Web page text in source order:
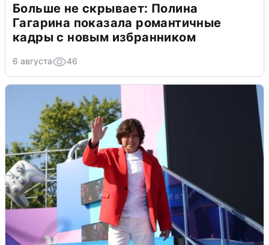
Больше не скрывает: Полина
Гагарина показала романтичные
кадры с новым избранником
6 августа 46